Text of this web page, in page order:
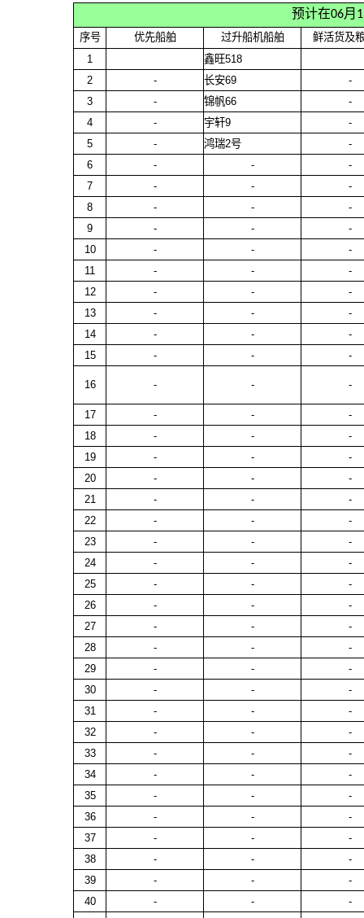
预计在06月
序号 优先船舶 过升船机船舶 鲜活货及
1
鑫旺518
2
- 长安69
-
3
- 锦帆66
-
4
- 宇轩9
-
5
- 鸿瑞2号
-
6
- -
-
7
- -
-
8
- -
-
9
- -
-
10
- -
-
11
- -
-
12
- -
-
13
- -
-
14
- -
-
15
- - -
16 - - -
17 - -
-
18
- -
-
19
- -
-
20
- -
-
21
- -
-
22
- -
-
23
- -
-
24
- -
-
25
- -
-
26
- -
-
27
- -
-
28
- -
-
29
- -
-
30
- -
-
31
- -
-
32
- -
-
33
- -
-
34
- -
-
35
- -
-
36
- -
-
37
- -
-
38
- -
-
39
- -
-
40
- -
-